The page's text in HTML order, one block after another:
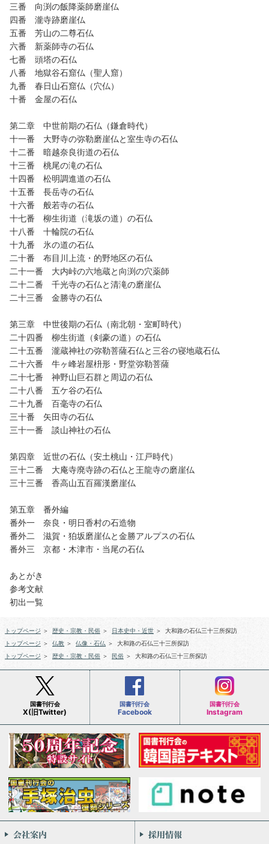
三番 向渕の飯降薬師磨崖仏
四番 瀧寺跡磨崖仏
五番 芳山の二尊石仏
六番 新薬師寺の石仏
七番 頭塔の石仏
八番 地獄谷石窟仏（聖人窟）
九番 春日山石窟仏（穴仏）
十番 金屋の石仏
第二章 中世前期の石仏（鎌倉時代）
十一番 大野寺の弥勒磨崖仏と室生寺の石仏
十二番 暗越奈良街道の石仏
十三番 桃尾の滝の石仏
十四番 松明調進道の石仏
十五番 長岳寺の石仏
十六番 般若寺の石仏
十七番 柳生街道（滝坂の道）の石仏
十八番 十輪院の石仏
十九番 氷の道の石仏
二十番 布目川上流・的野地区の石仏
二十一番 大内峠の六地蔵と向渕の穴薬師
二十二番 千光寺の石仏と清滝の磨崖仏
二十三番 金勝寺の石仏
第三章 中世後期の石仏（南北朝・室町時代）
二十四番 柳生街道（剣豪の道）の石仏
二十五番 瀧蔵神社の弥勒菩薩石仏と三谷の寝地蔵石仏
二十六番 牛ヶ峰岩屋枡形・野堂弥勒菩薩
二十七番 神野山巨石群と周辺の石仏
二十八番 五ケ谷の石仏
二十九番 百毫寺の石仏
三十番 矢田寺の石仏
三十一番 談山神社の石仏
第四章 近世の石仏（安土桃山・江戸時代）
三十二番 大庵寺廃寺跡の石仏と王龍寺の磨崖仏
三十三番 香高山五百羅漢磨崖仏
第五章 番外編
番外一 奈良・明日香村の石造物
番外二 滋賀・狛坂磨崖仏と金勝アルプスの石仏
番外三 京都・木津市・当尾の石仏
あとがき
参考文献
初出一覧
トップページ ＞ 歴史・宗教・民俗 ＞ 日本史中・近世 ＞
大和路の石仏三十三所探訪
トップページ ＞ 仏教 ＞ 仏像・石仏 ＞
大和路の石仏三十三所探訪
トップページ ＞ 歴史・宗教・民俗 ＞ 民俗 ＞ 大和路の石仏三十三所探訪
国書刊行会
X(旧Twitter)
国書刊行会
Facebook
国書刊行会
Instagram
会社案内